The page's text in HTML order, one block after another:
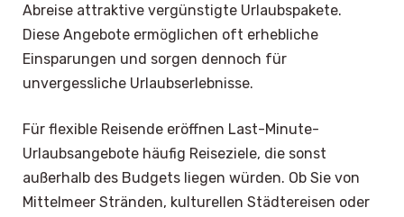
Abreise attraktive vergünstigte Urlaubspakete.
Diese Angebote ermöglichen oft erhebliche
Einsparungen und sorgen dennoch für
unvergessliche Urlaubserlebnisse.
Für flexible Reisende eröffnen Last-Minute-
Urlaubsangebote häufig Reiseziele, die sonst
außerhalb des Budgets liegen würden. Ob Sie von
Mittelmeer Stränden, kulturellen Städtereisen oder